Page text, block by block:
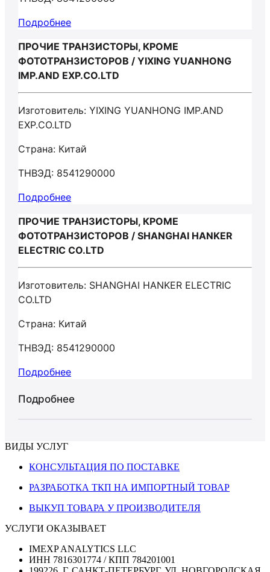
Подробнее
ПРОЧИЕ ТРАНЗИСТОРЫ, КРОМЕ
ФОТОТРАНЗИСТОРОВ / YIXING YUANHONG
IMP.AND EXP.CO.LTD
Изготовитель: YIXING YUANHONG IMP.AND
EXP.CO.LTD
Страна: Китай
ТНВЭД: 8541290000
Подробнее
ПРОЧИЕ ТРАНЗИСТОРЫ, КРОМЕ
ФОТОТРАНЗИСТОРОВ / SHANGHAI HANKER
ELECTRIC CO.LTD
Изготовитель: SHANGHAI HANKER ELECTRIC
CO.LTD
Страна: Китай
ТНВЭД: 8541290000
Подробнее
Подробнее
ВИДЫ УСЛУГ
КОНСУЛЬТАЦИЯ ПО ПОСТАВКЕ
РАЗРАБОТКА ТКП НА ИМПОРТНЫЙ ТОВАР
ВЫКУП ТОВАРА У ПРОИЗВОДИТЕЛЯ
УСЛУГИ ОКАЗЫВАЕТ
IMEXP ANALYTICS LLC
ИНН 7816301774 / КПП 784201001